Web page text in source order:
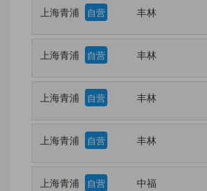
上海青浦 自营 丰林
上海青浦 自营 丰林
上海青浦 自营 丰林
上海青浦 自营 丰林
上海青浦 自营 中福